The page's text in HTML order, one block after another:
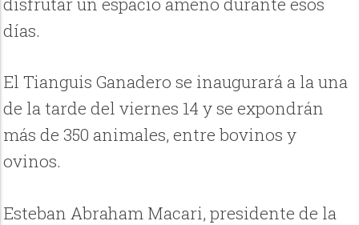
días.
El Tianguis Ganadero se inaugurará a la una
de la tarde del viernes 14 y se expondrán
más de 350 animales, entre bovinos y
ovinos.
Esteban Abraham Macari, presidente de la